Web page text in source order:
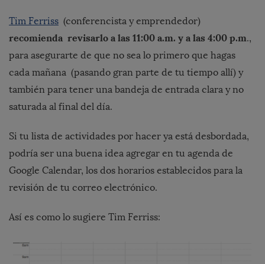
Tim Ferriss (conferencista y emprendedor)
recomienda revisarlo a las 11:00 a.m. y a las 4:00 p.m.,
para asegurarte de que no sea lo primero que hagas
cada mañana (pasando gran parte de tu tiempo allí) y
también para tener una bandeja de entrada clara y no
saturada al final del día.
Si tu lista de actividades por hacer ya está desbordada,
podría ser una buena idea agregar en tu agenda de
Google Calendar, los dos horarios establecidos para la
revisión de tu correo electrónico.
Así es como lo sugiere Tim Ferriss: